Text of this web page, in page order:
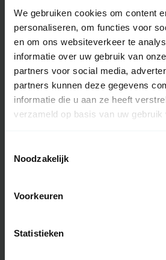
We gebruiken cookies om content
personaliseren, om functies voor
en om ons websiteverkeer te
informatie over uw gebruik van
partners voor social media,
partners kunnen deze gegevens
informatie die u aan ze heeft
verzameld op basis van uw gebruik
Noodzakelijk
Voorkeuren
Statistieken
SKU ON1EFM
originele
Frequentie 868,46
Aantal kanalen 1
Afmetingen 44x55x10
Kleur
batterij(en)